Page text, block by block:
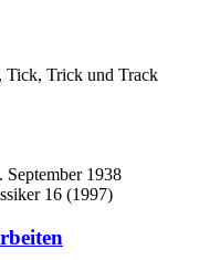
Tick, Trick und Track
1938
16 (1997)